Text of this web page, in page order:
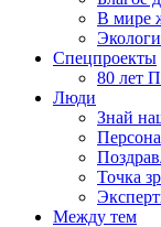
В мире
Спецпроекты
80 лет
Люди
Знай
Персона
Точка
Между тем